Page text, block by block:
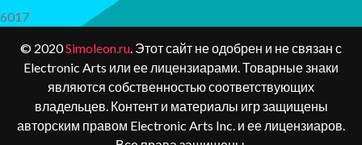
6017
© 2020Simoleon.ru. Этот сайт не одобрен и не связан с
Electronic Arts или ее лицензиарами. Товарные знаки
являются собственностью соответствующих
владельцев. Контент и материалы игр защищены
авторским правом Electronic Arts Inc. и ее лицензиаров.